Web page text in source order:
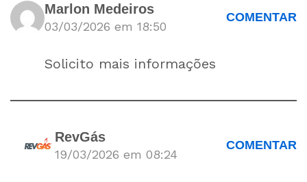
Marlon Medeiros
03/03/2026 em 18:50
COMENTAR
Solicito mais informações
RevGás
19/03/2026 em 08:24
COMENTAR